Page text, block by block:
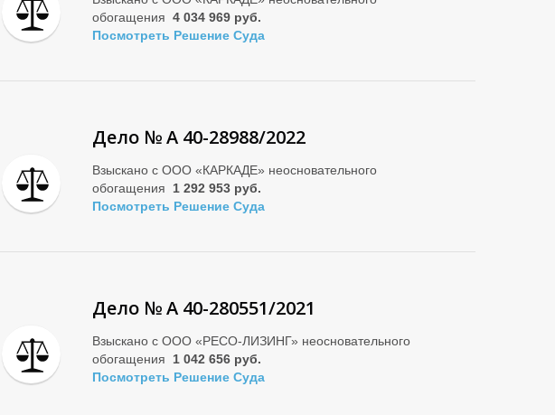
обогащения 4 034 969 руб.
Посмотреть Решение Суда
Дело № А 40-28988/2022
Взыскано с ООО «КАРКАДЕ» неосновательного
обогащения 1 292 953 руб.
Посмотреть Решение Суда
Дело № А 40-280551/2021
Взыскано с ООО «РЕСО-ЛИЗИНГ» неосновательного
обогащения 1 042 656 руб.
Посмотреть Решение Суда